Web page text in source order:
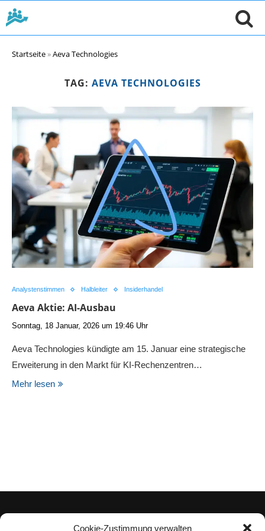
Cookie-Zustimmung verwalten
Startseite»Aeva Technologies
TAG: AEVA TECHNOLOGIES
Analystenstimmen Halbleiter Insiderhandel
Aeva Aktie: AI-Ausbau
Sonntag, 18 Januar, 2026 um 19:46 Uhr
Aeva Technologies kündigte am 15. Januar eine strategische
Erweiterung in den Markt für KI-Rechenzentren…
Mehr lesen